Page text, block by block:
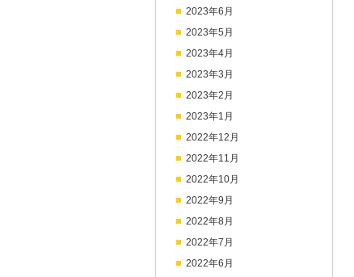
2023年6月
2023年5月
2023年4月
2023年3月
2023年2月
2023年1月
2022年12月
2022年11月
2022年10月
2022年9月
2022年8月
2022年7月
2022年6月